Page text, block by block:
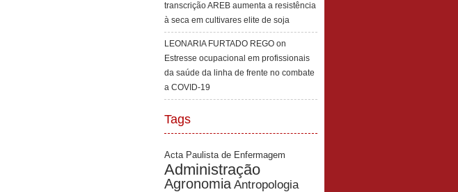
transcrição AREB aumenta a resistência
à seca em cultivares elite de soja
LEONARIA FURTADO REGO on
Estresse ocupacional em profissionais
da saúde da linha de frente no combate
a COVID-19
Tags
Acta Paulista de Enfermagem
Administração
Agronomia Antropologia